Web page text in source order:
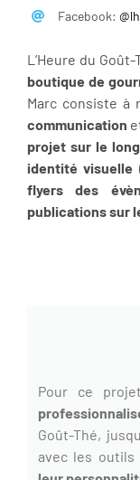
Facebook:
L’Heure du
boutique de
Marc consiste à
communication
projet sur le
identité visuelle
flyers des
publications sur
Pour ce
Goût-Thé,
avec les